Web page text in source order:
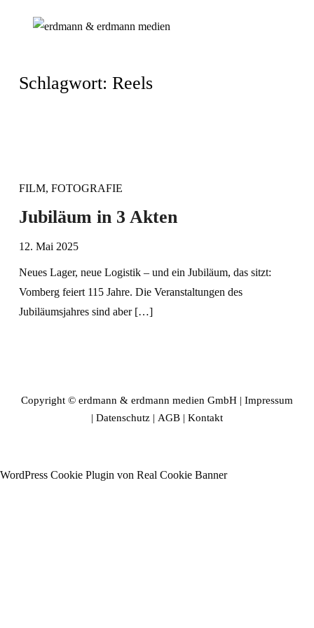
Schlagwort: Reels
FILM, FOTOGRAFIE
Jubiläum in 3 Akten
12. Mai 2025
Neues Lager, neue Logistik – und ein Jubiläum, das sitzt:
Vomberg feiert 115 Jahre. Die Veranstaltungen des
Jubiläumsjahres sind aber […]
Copyright © erdmann & erdmann medien GmbH | Impressum
| Datenschutz | AGB | Kontakt
WordPress Cookie Plugin von Real Cookie Banner